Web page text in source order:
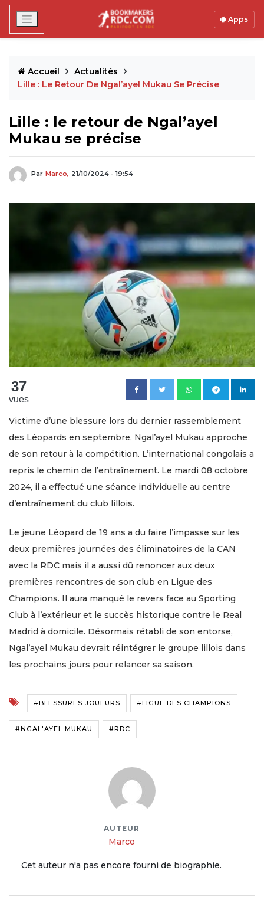
Apps
Accueil
Actualités
Lille : Le Retour De Ngal’ayel Mukau Se Précise
Lille : le retour de Ngal’ayel
Mukau se précise
Par Marco, 21/10/2024 - 19:54
37
vues
Victime d’une blessure lors du dernier rassemblement
des Léopards en septembre, Ngal’ayel Mukau approche
de son retour à la compétition. L’international congolais a
repris le chemin de l’entraînement. Le mardi 08 octobre
2024, il a effectué une séance individuelle au centre
d’entraînement du club lillois.
Le jeune Léopard de 19 ans a du faire l’impasse sur les
deux premières journées des éliminatoires de la CAN
avec la RDC mais il a aussi dû renoncer aux deux
premières rencontres de son club en Ligue des
Champions. Il aura manqué le revers face au Sporting
Club à l’extérieur et le succès historique contre le Real
Madrid à domicile. Désormais rétabli de son entorse,
Ngal’ayel Mukau devrait réintégrer le groupe lillois dans
les prochains jours pour relancer sa saison.
#BLESSURES JOUEURS #LIGUE DES CHAMPIONS
#NGAL'AYEL MUKAU #RDC
AUTEUR
Marco
Cet auteur n'a pas encore fourni de biographie.